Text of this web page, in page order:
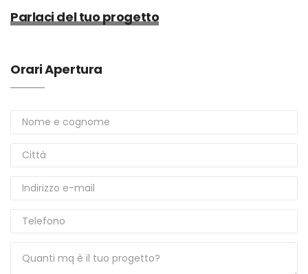
Parlaci del tuo progetto
Orari Apertura